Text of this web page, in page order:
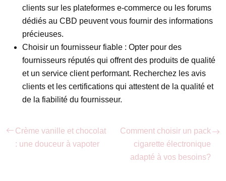
clients sur les plateformes e-commerce ou les forums
dédiés au CBD peuvent vous fournir des informations
précieuses.
Choisir un fournisseur fiable : Opter pour des
fournisseurs réputés qui offrent des produits de qualité
et un service client performant. Recherchez les avis
clients et les certifications qui attestent de la qualité et
de la fiabilité du fournisseur.
Crème vanille et chocolat
: une douceur à vapoter
Comment choisir un pack
cigarette électronique
adapté à vos besoins?